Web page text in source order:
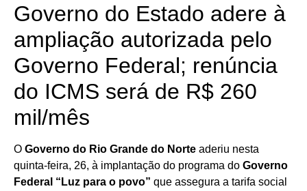
Governo do Estado adere à
ampliação autorizada pelo
Governo Federal; renúncia
do ICMS será de R$ 260
mil/mês
O Governo do Rio Grande do Norte aderiu nesta
quinta-feira, 26, à implantação do programa do Governo
Federal “Luz para o povo” que assegura a tarifa social